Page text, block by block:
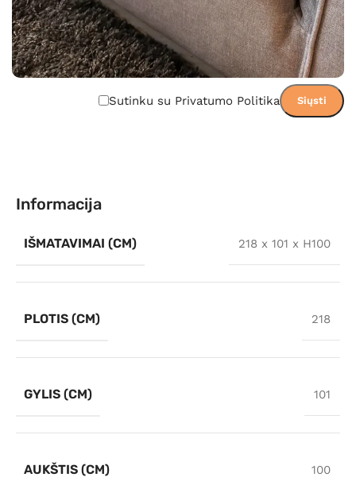
Sutinku su Privatumo Politika
Informacija
IŠMATAVIMAI (CM) 218 x 101 x H100
PLOTIS (CM) 218
GYLIS (CM) 101
AUKŠTIS (CM) 100